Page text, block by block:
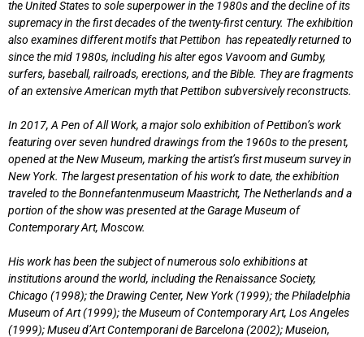
the United States to sole superpower in the 1980s and the decline of its
supremacy in the first decades of the twenty-first century. The exhibition
also examines different motifs that Pettibon has repeatedly returned to
since the mid 1980s, including his alter egos Vavoom and Gumby,
surfers, baseball, railroads, erections, and the Bible. They are fragments
of an extensive American myth that Pettibon subversively reconstructs.
In 2017, A Pen of All Work, a major solo exhibition of Pettibon’s work
featuring over seven hundred drawings from the 1960s to the present,
opened at the New Museum, marking the artist’s first museum survey in
New York. The largest presentation of his work to date, the exhibition
traveled to the Bonnefantenmuseum Maastricht, The Netherlands and a
portion of the show was presented at the Garage Museum of
Contemporary Art, Moscow.
His work has been the subject of numerous solo exhibitions at
institutions around the world, including the Renaissance Society,
Chicago (1998); the Drawing Center, New York (1999); the Philadelphia
Museum of Art (1999); the Museum of Contemporary Art, Los Angeles
(1999); Museu d’Art Contemporani de Barcelona (2002); Museion,